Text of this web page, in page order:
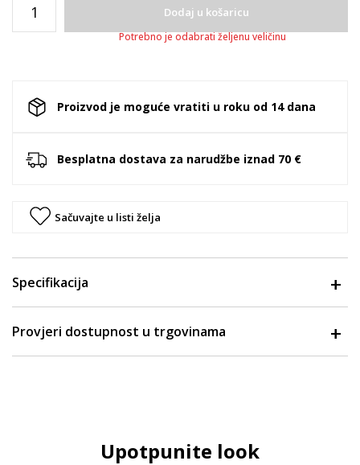
Dodaj u košaricu
Potrebno je odabrati željenu veličinu
Proizvod je moguće vratiti u roku od 14 dana
Besplatna dostava za narudžbe iznad 70 €
Sačuvajte u listi želja
Specifikacija
Provjeri dostupnost u trgovinama
Upotpunite look